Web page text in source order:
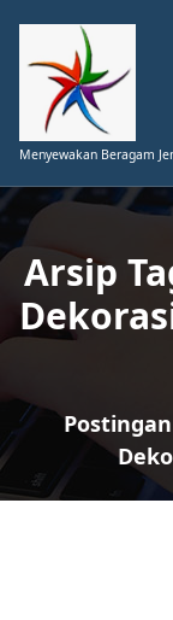
konten
Menyewakan Beragam
Arsip